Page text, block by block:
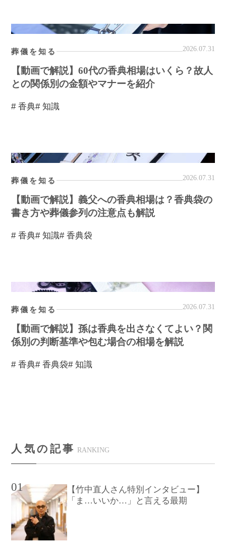
葬儀を知る 2026.07.31
【動画で解説】60代の香典相場はいくら？故人
との関係別の金額やマナーを紹介
# 香典# 知識
葬儀を知る 2026.07.31
【動画で解説】義父への香典相場は？香典袋の
書き方や葬儀参列の注意点も解説
# 香典# 知識# 香典袋
葬儀を知る 2026.07.31
【動画で解説】孫は香典を出さなくてよい？関
係別の判断基準や包む場合の相場を解説
# 香典# 香典袋# 知識
人気の記事 RANKING
01
【竹中直人さん特別インタビュー】
「ま…いいか…」と言える最期